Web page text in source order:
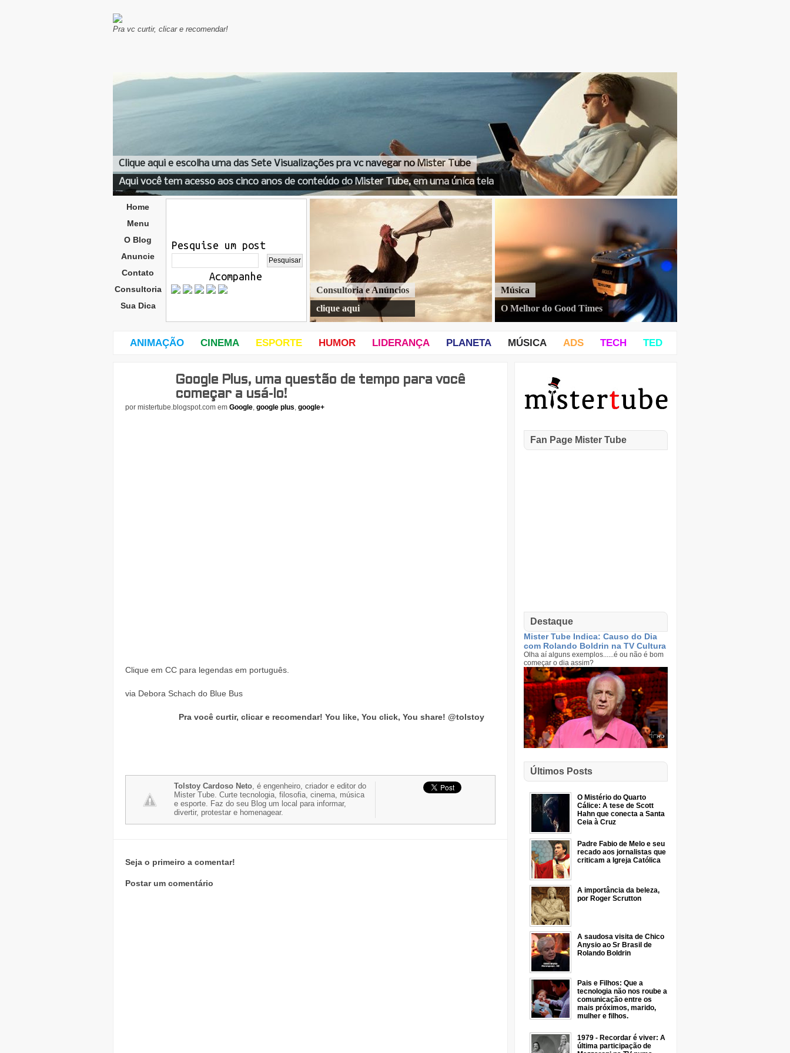
Pra vc curtir, clicar e recomendar!
Clique aqui e escolha uma das Sete Visualizações pra vc navegar no Mister Tube
Aqui você tem acesso aos cinco anos de conteúdo do Mister Tube, em uma única tela
Home
Menu
O Blog
Anuncie
Contato
Consultoria
Sua Dica
Pesquise um post
Acompanhe
Música
O Melhor do Good Times
Consultoria e Anúncios
clique aqui
ANIMAÇÃO CINEMA ESPORTE HUMOR LIDERANÇA PLANETA MÚSICA ADS TECH TED
a-
feira
Google Plus, uma questão de tempo para você
começar a usá-lo!
por mistertube.blogspot.com em Google, google plus, google+
Clique em CC para legendas em português.
via Debora Schach do Blue Bus
Pra você curtir, clicar e recomendar! You like, You click, You share! @tolstoy
Tolstoy Cardoso Neto, é engenheiro, criador e editor do
Mister Tube. Curte tecnologia, filosofia, cinema, música
e esporte. Faz do seu Blog um local para informar,
divertir, protestar e homenagear.
Seja o primeiro a comentar!
Postar um comentário
Fan Page Mister Tube
Destaque
Mister Tube Indica: Causo do Dia
com Rolando Boldrin na TV Cultura
Olha aí alguns exemplos......é ou não é bom
começar o dia assim?
Últimos Posts
O Mistério do Quarto
Cálice: A tese de Scott
Hahn que conecta a Santa
Ceia à Cruz
Padre Fabio de Melo e seu
recado aos jornalistas que
criticam a Igreja Católica
A importância da beleza,
por Roger Scrutton
A saudosa visita de Chico
Anysio ao Sr Brasil de
Rolando Boldrin
Pais e Filhos: Que a
tecnologia não nos roube a
comunicação entre os
mais próximos, marido,
mulher e filhos.
1979 - Recordar é viver: A
última participação de